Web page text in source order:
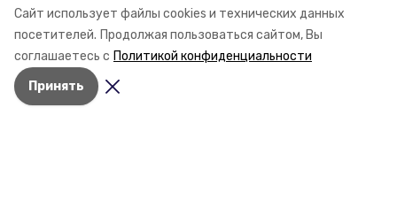
Сайт использует файлы cookies и технических данных
посетителей. Продолжая пользоваться сайтом, Вы
соглашаетесь с Политикой конфиденциальности
Принять
под открытым небом, когда гитлеровцы заняли их
дом. Чем запомнились эти дни, как выживали после
и чем Пётр помог ракетным войскам — в новом
материале спецпроекта «Победы26» «Дети
Великой Отечественной».
О компании
Контактная информация
Документы
Мы в соцсетях